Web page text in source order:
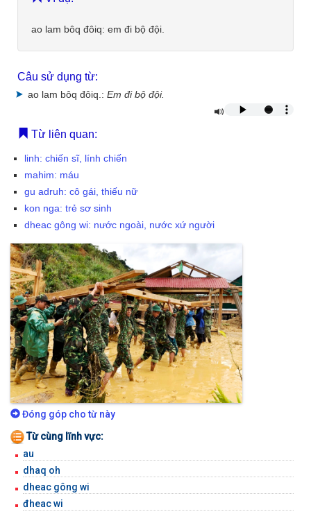
BỘ GÕ
ao lam bôq đôiq: em đi bộ đội.
Câu sử dụng từ:
ao lam bôq đôiq.: Em đi bộ đội.
Từ liên quan:
linh: chiến sĩ, lính chiến
mahim: máu
gu adruh: cô gái, thiếu nữ
kon nga: trẻ sơ sinh
dheac gông wi: nước ngoài, nước xứ người
Đóng góp cho từ này
Từ cùng lĩnh vực:
au
dhaq oh
dheac gông wi
đheac wi